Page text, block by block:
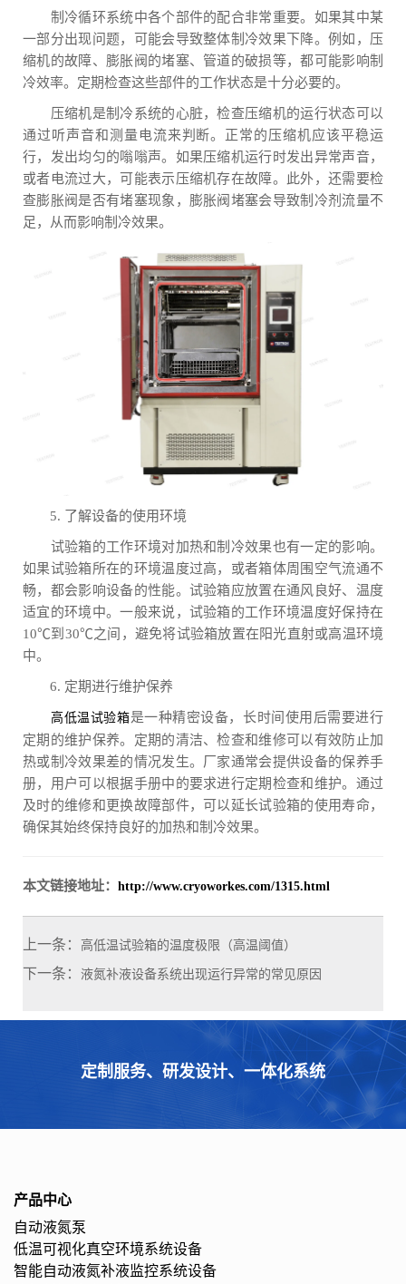
制冷循环系统中各个部件的配合非常重要。如果其中某
一部分出现问题，可能会导致整体制冷效果下降。例如，压
缩机的故障、膨胀阀的堵塞、管道的破损等，都可能影响制
冷效率。定期检查这些部件的工作状态是十分必要的。
压缩机是制冷系统的心脏，检查压缩机的运行状态可以
通过听声音和测量电流来判断。正常的压缩机应该平稳运
行，发出均匀的嗡嗡声。如果压缩机运行时发出异常声音，
或者电流过大，可能表示压缩机存在故障。此外，还需要检
查膨胀阀是否有堵塞现象，膨胀阀堵塞会导致制冷剂流量不
足，从而影响制冷效果。
5. 了解设备的使用环境
试验箱的工作环境对加热和制冷效果也有一定的影响。
如果试验箱所在的环境温度过高，或者箱体周围空气流通不
畅，都会影响设备的性能。试验箱应放置在通风良好、温度
适宜的环境中。一般来说，试验箱的工作环境温度好保持在
10℃到30℃之间，避免将试验箱放置在阳光直射或高温环境
中。
6. 定期进行维护保养
高低温试验箱是一种精密设备，长时间使用后需要进行
定期的维护保养。定期的清洁、检查和维修可以有效防止加
热或制冷效果差的情况发生。厂家通常会提供设备的保养手
册，用户可以根据手册中的要求进行定期检查和维护。通过
及时的维修和更换故障部件，可以延长试验箱的使用寿命，
确保其始终保持良好的加热和制冷效果。
本文链接地址： http://www.cryoworkes.com/1315.html
上一条： 高低温试验箱的温度极限（高温阈值）
下一条： 液氮补液设备系统出现运行异常的常见原因
定制服务、研发设计、一体化系统
产品中心
自动液氮泵
低温可视化真空环境系统设备
智能自动液氮补液监控系统设备